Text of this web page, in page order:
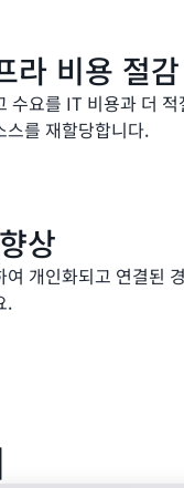
라 비용 절감
수요를 IT 비용과 더
스를 재할당합니다.
상
개인화되고 연결된
.